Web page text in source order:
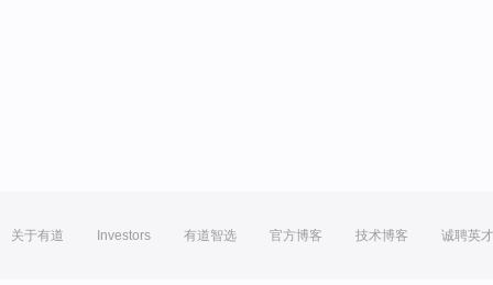
关于有道 Investors 有道智选 官方博客 技术博客 诚聘英才